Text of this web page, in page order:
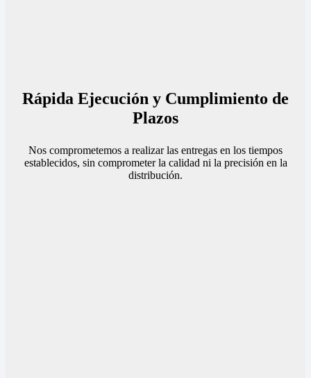
Rápida Ejecución y Cumplimiento de
Plazos
Nos comprometemos a realizar las entregas en los tiempos
establecidos, sin comprometer la calidad ni la precisión en la
distribución.